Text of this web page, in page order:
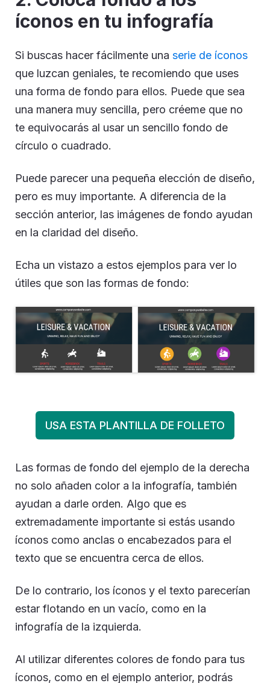
íconos en tu infografía
Si buscas hacer fácilmente una serie de íconos
que luzcan geniales, te recomiendo que uses
una forma de fondo para ellos. Puede que sea
una manera muy sencilla, pero créeme que no
te equivocarás al usar un sencillo fondo de
círculo o cuadrado.
Puede parecer una pequeña elección de diseño,
pero es muy importante. A diferencia de la
sección anterior, las imágenes de fondo ayudan
en la claridad del diseño.
Echa un vistazo a estos ejemplos para ver lo
útiles que son las formas de fondo:
USA ESTA PLANTILLA DE FOLLETO
Las formas de fondo del ejemplo de la derecha
no solo añaden color a la infografía, también
ayudan a darle orden. Algo que es
extremadamente importante si estás usando
íconos como anclas o encabezados para el
texto que se encuentra cerca de ellos.
De lo contrario, los íconos y el texto parecerían
estar flotando en un vacío, como en la
infografía de la izquierda.
Al utilizar diferentes colores de fondo para tus
íconos, como en el ejemplo anterior, podrás